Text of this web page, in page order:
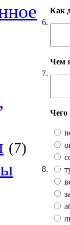
(7)
6.
Как
7.
Чем
8.
Чего